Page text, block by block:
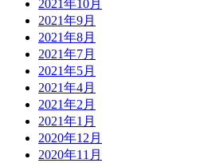
2021年10月
2021年9月
2021年8月
2021年7月
2021年5月
2021年4月
2021年2月
2021年1月
2020年12月
2020年11月